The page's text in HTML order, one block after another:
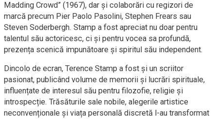
Madding Crowd” (1967), dar și colaborări cu regizori de
marcă precum Pier Paolo Pasolini, Stephen Frears sau
Steven Soderbergh. Stamp a fost apreciat nu doar pentru
talentul său actoricesc, ci și pentru vocea sa profundă,
prezența scenică impunătoare și spiritul său independent.
Dincolo de ecran, Terence Stamp a fost și un scriitor
pasionat, publicând volume de memorii și lucrări spirituale,
influențate de interesul său pentru filozofie, religie și
introspecție. Trăsăturile sale nobile, alegerile artistice
neconvenționale și viața personală discretă l-au transformat